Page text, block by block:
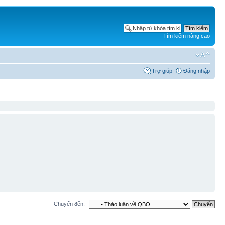
Tìm kiếm nâng cao
Trợ giúp Đăng nhập
Chuyển đến: